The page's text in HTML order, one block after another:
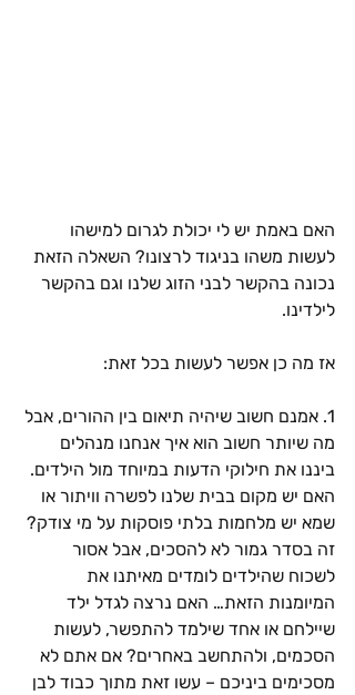
האם באמת יש לי יכולת לגרום למישהו
לעשות משהו בניגוד לרצונו? השאלה הזאת
נכונה בהקשר לבני הזוג שלנו וגם בהקשר
לילדינו.
אז מה כן אפשר לעשות בכל זאת:
1. אמנם חשוב שיהיה תיאום בין ההורים, אבל
מה שיותר חשוב הוא איך אנחנו מנהלים
ביננו את חילוקי הדעות במיוחד מול הילדים.
האם יש מקום בבית שלנו לפשרה וויתור או
שמא יש מלחמות בלתי פוסקות על מי צודק?
זה בסדר גמור לא להסכים, אבל אסור
לשכוח שהילדים לומדים מאיתנו את
המיומנות הזאת… האם נרצה לגדל ילד
שיילחם או אחד שילמד להתפשר, לעשות
הסכמים, ולהתחשב באחרים? אם אתם לא
מסכימים ביניכם – עשו זאת מתוך כבוד לבן